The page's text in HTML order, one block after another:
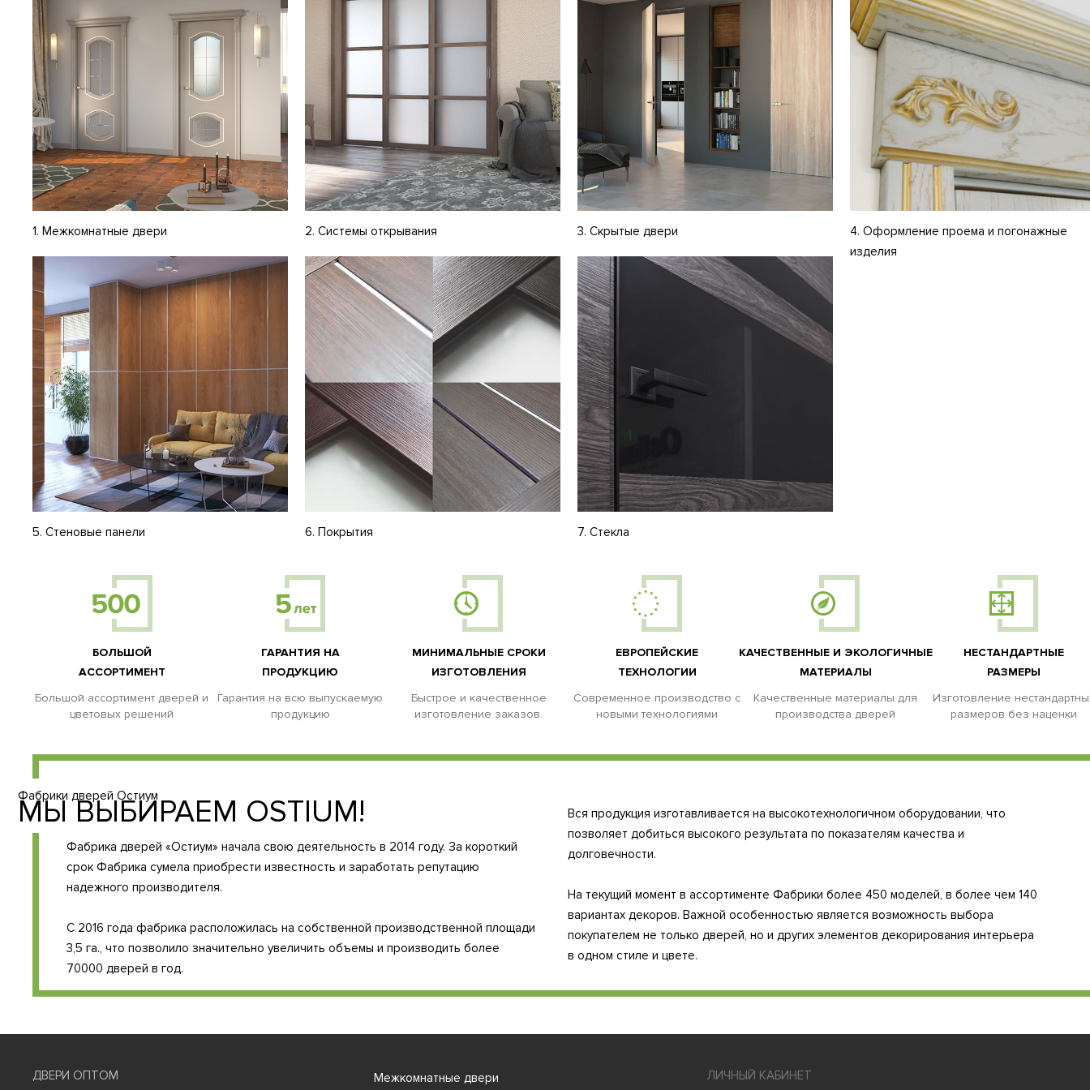
1. Межкомнатные двери 2. Системы открывания 3. Скрытые двери
4. Оформление проема и погонажные
изделия
5. Стеновые панели 6. Покрытия 7. Стекла
БОЛЬШОЙ
АССОРТИМЕНТ
Большой ассортимент дверей и
цветовых решений
ГАРАНТИЯ НА
ПРОДУКЦИЮ
Гарантия на всю выпускаемую
продукцию
МИНИМАЛЬНЫЕ СРОКИ
ИЗГОТОВЛЕНИЯ
Быстрое и качественное
изготовление заказов.
ЕВРОПЕЙСКИЕ
ТЕХНОЛОГИИ
Современное производство с
новыми технологиями
КАЧЕСТВЕННЫЕ И ЭКОЛОГИЧНЫЕ
МАТЕРИАЛЫ
Качественные материалы для
производства дверей
НЕСТАНДАРТНЫЕ
РАЗМЕРЫ
Изготовление
размеров без наценки
Фабрики дверей Остиум
МЫ ВЫБИРАЕМ OSTIUM!
Фабрика дверей «Остиум» начала свою деятельность в 2014 году. За короткий
срок Фабрика сумела приобрести известность и заработать репутацию
надежного производителя.
С 2016 года фабрика расположилась на собственной производственной площади
3,5 га., что позволило значительно увеличить объемы и производить более
70000 дверей в год.
Вся продукция изготавливается на высокотехнологичном оборудовании, что
позволяет добиться высокого результата по показателям качества и
долговечности.
На текущий момент в ассортименте Фабрики более 450 моделей, в более чем 140
вариантах декоров. Важной особенностью является возможность выбора
покупателем не только дверей, но и других элементов декорирования интерьера
в одном стиле и цвете.
ДВЕРИ ОПТОМ Межкомнатные двери ЛИЧНЫЙ КАБИНЕТ